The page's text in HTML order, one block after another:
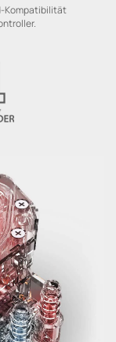
Kompatibilität